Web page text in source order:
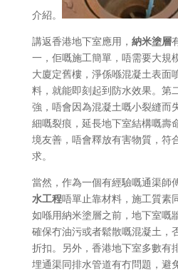
介紹。
講返香港地下室應用， 納米塗層
一，佢嘅施工簡單，唔需要大規
大廈定舊樓，淨係喺混凝土表面
料，就能即刻起到防水效果。第
強，唔會因為混凝土嘅小裂縫而
細嘅裂痕，延長地下室結構嘅壽
境友善，唔會釋放有害物質，符
求。
當然，作為一個有經驗嘅通渠師
水工程唔單止靠材料，施工質素
如喺用納米塗層之前，地下室嘅
確保冇油污或者鬆散嘅混凝土，
折扣。另外，香港地下室多數有
埋通渠同排水管道有冇問題，避